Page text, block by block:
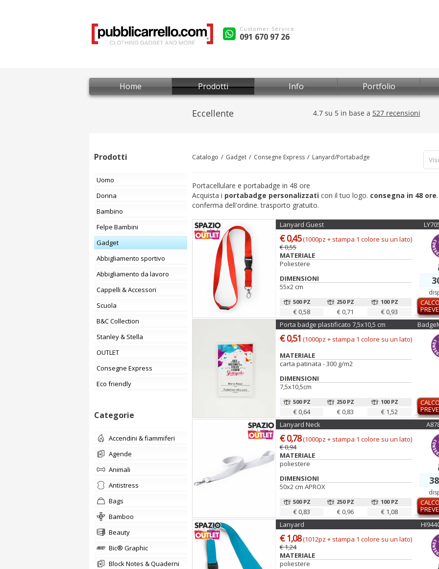
Customer Service
091 670 97 26
Home Prodotti Info Portfolio
Prodotti
Uomo
Donna
Bambino
Felpe Bambini
Gadget
Abbigliamento sportivo
Abbigliamento da lavoro
Cappelli & Accessori
Scuola
B&C Collection
Stanley & Stella
OUTLET
Consegne Express
Eco friendly
Categorie
accendini & fiammiferi
agende
animali
Antistress
bags
Bamboo
beauty
Bic® Graphic
Block Notes & Quaderni
Catalogo Gadget Consegne Express Lanyard/Portabadge
Portacellulare e portabadge in 48 ore
Acquista i portabadge personalizzati con il tuo logo. consegna in 48 ore
conferma dell'ordine. trasporto gratuito.
Lanyard Guest
€ 0,45(1000pz + stampa 1 colore su un lato)
€ 0,55
MATERIALE
Poliestere
DIMENSIONI
55x2 cm
500 PZ
€ 0,58
250 PZ
€ 0,71
100 PZ
€ 0,93
Porta badge plastificato 7,5x10,5 cm
€ 0,51 (1000pz + stampa 1 colore su un lato)
MATERIALE
carta patinata - 300 g/m2
DIMENSIONI
7,5x10,5cm
500 PZ
€ 0,64
250 PZ
€ 0,83
100 PZ
€ 1,52
Lanyard Neck
€ 0,78(1000pz + stampa 1 colore su un lato)
€ 0,94
MATERIALE
poliestere
DIMENSIONI
50x2 cm APROX
500 PZ
€ 0,83
250 PZ
€ 0,96
100 PZ
€ 1,08
Lanyard
€ 1,08(1012pz + stampa 1 colore su un lato)
€ 1,24
MATERIALE
poliestere